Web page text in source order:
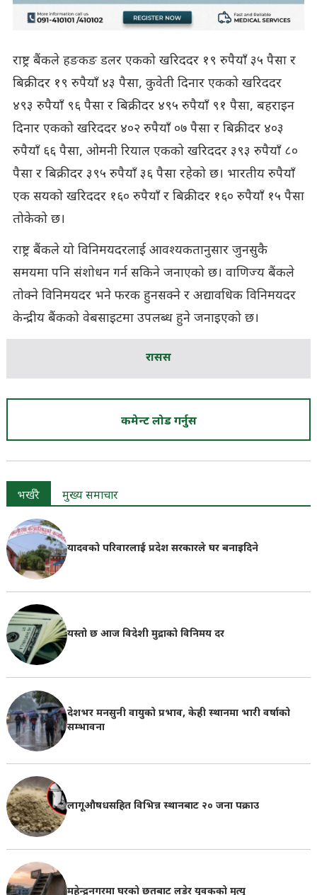
राष्ट्र बैंकले हङकङ डलर एकको खरिददर १९ रुपैयाँ ३५ पैसा र
बिक्रीदर १९ रुपैयाँ ४३ पैसा, कुवेती दिनार एकको खरिददर
४९३ रुपैयाँ ९६ पैसा र बिक्रीदर ४९५ रुपैयाँ ९१ पैसा, बहराइन
दिनार एकको खरिददर ४०२ रुपैयाँ ०७ पैसा र बिक्रीदर ४०३
रुपैयाँ ६६ पैसा, ओमनी रियाल एकको खरिददर ३९३ रुपैयाँ ८०
पैसा र बिक्रीदर ३९५ रुपैयाँ ३६ पैसा रहेको छ। भारतीय रुपैयाँ
एक सयको खरिददर १६० रुपैयाँ र बिक्रीदर १६० रुपैयाँ १५ पैसा
तोकेको छ।
राष्ट्र बैंकले यो विनिमयदरलाई आवश्यकतानुसार जुनसुकै
समयमा पनि संशोधन गर्न सकिने जनाएको छ। वाणिज्य बैंकले
तोक्ने विनिमयदर भने फरक हुनसक्ने र अद्यावधिक विनिमयदर
केन्द्रीय बैंकको वेबसाइटमा उपलब्ध हुने जनाइएको छ।
रासस
कमेन्ट लोड गर्नुस
भर्खरै मुख्य समाचार
यादवको परिवारलाई प्रदेश सरकारले घर बनाइदिने
यस्तो छ आज विदेशी मुद्राको विनिमय दर
देशभर मनसुनी वायुको प्रभाव, केही स्थानमा भारी वर्षाको
सम्भावना
लागूऔषधसहित विभिन्न स्थानबाट २० जना पक्राउ
महेन्द्रनगरमा घरको छतबाट लडेर युवकको मृत्यु